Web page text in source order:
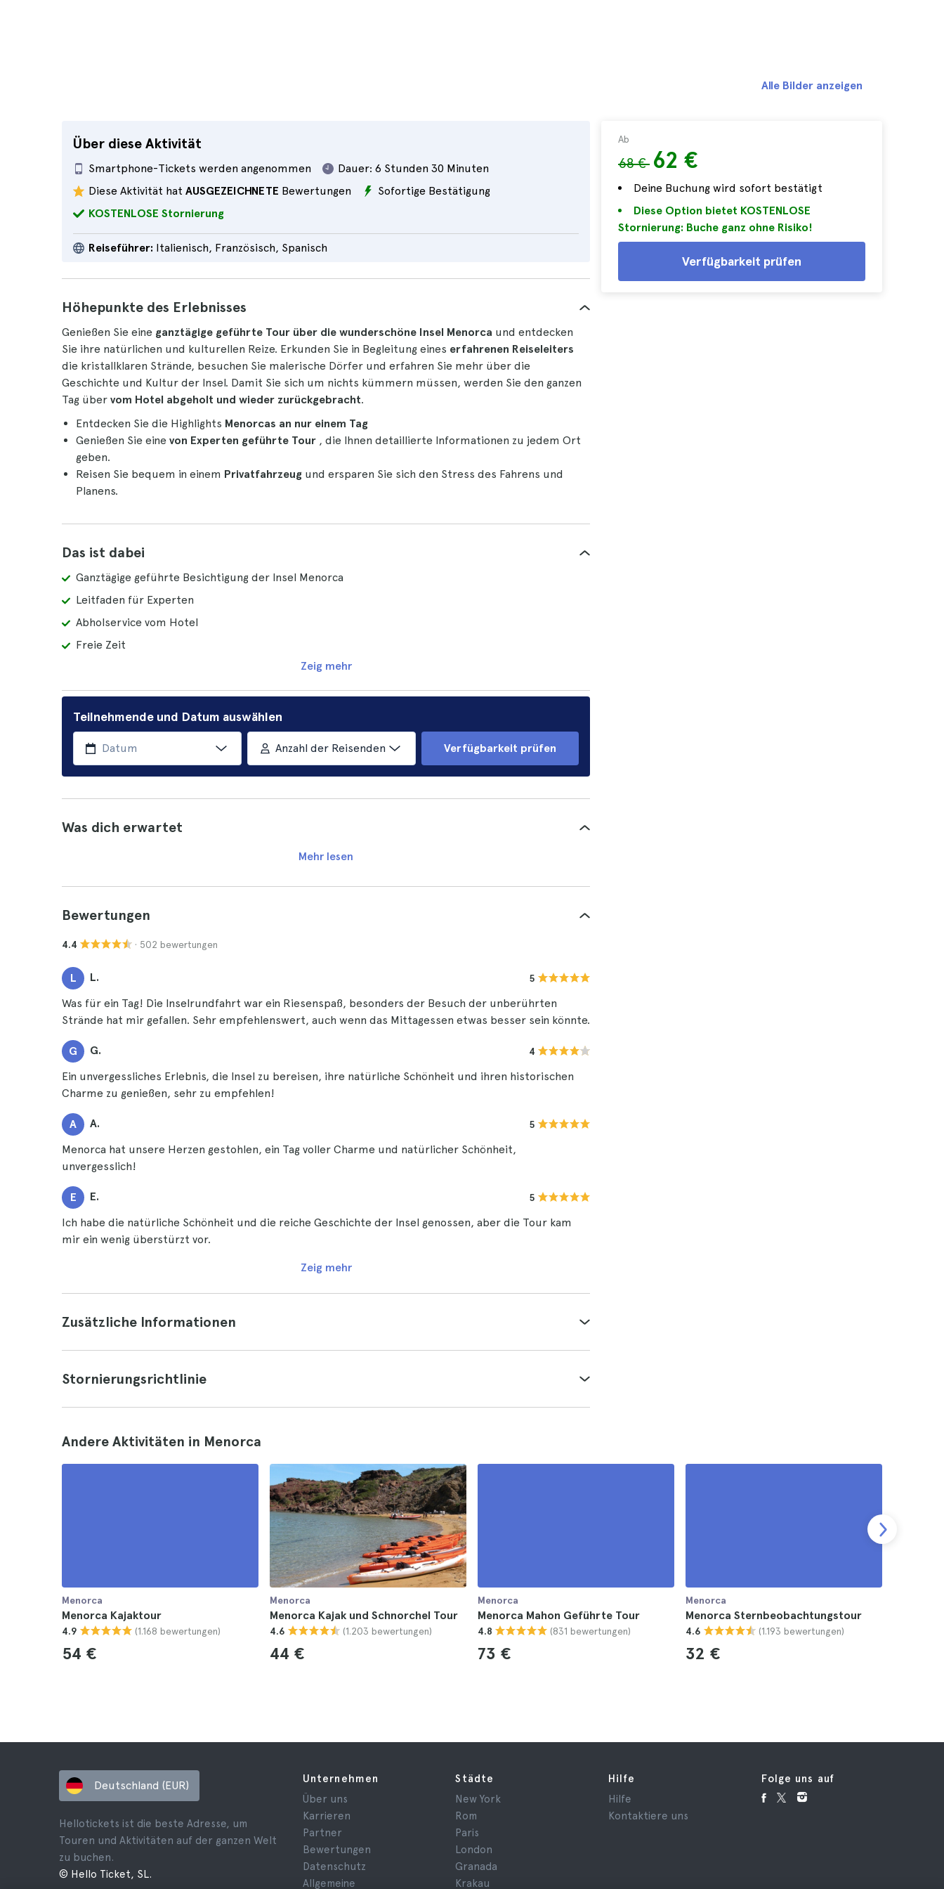
Über diese Aktivität
Smartphone-Tickets werden angenommen Dauer: 6 Stunden 30 Minuten
Diese Aktivität hat AUSGEZEICHNETE Bewertungen
Sofortige Bestätigung
KOSTENLOSE Stornierung
Reiseführer: Italienisch, Französisch, Spanisch
Ab
68 € 62 €
Deine Buchung wird sofort bestätigt
Diese Option bietet KOSTENLOSE
Stornierung: Buche ganz ohne Risiko!
Verfügbarkeit prüfen
Alle Bilder anzeigen
Höhepunkte des Erlebnisses
Genießen Sie eine ganztägige geführte Tour über die wunderschöne Insel Menorca und entdecken
Sie ihre natürlichen und kulturellen Reize. Erkunden Sie in Begleitung eines erfahrenen Reiseleiters
die kristallklaren Strände, besuchen Sie malerische Dörfer und erfahren Sie mehr über die
Geschichte und Kultur der Insel. Damit Sie sich um nichts kümmern müssen, werden Sie den ganzen
Tag über vom Hotel abgeholt und wieder zurückgebracht.
Entdecken Sie die Highlights Menorcas an nur einem Tag
Genießen Sie eine von Experten geführte Tour , die Ihnen detaillierte Informationen zu jedem Ort
geben.
Reisen Sie bequem in einem Privatfahrzeug und ersparen Sie sich den Stress des Fahrens und
Planens.
Das ist dabei
Ganztägige geführte Besichtigung der Insel Menorca
Leitfaden für Experten
Abholservice vom Hotel
Freie Zeit
Zeig mehr
Teilnehmende und Datum auswählen
Anzahl der Reisenden Verfügbarkeit prüfen
Was dich erwartet
Mehr lesen
Bewertungen
4.4 · 502 bewertungen
L L. 5
Was für ein Tag! Die Inselrundfahrt war ein Riesenspaß, besonders der Besuch der unberührten
Strände hat mir gefallen. Sehr empfehlenswert, auch wenn das Mittagessen etwas besser sein könnte.
G G. 4
Ein unvergessliches Erlebnis, die Insel zu bereisen, ihre natürliche Schönheit und ihren historischen
Charme zu genießen, sehr zu empfehlen!
A A. 5
Menorca hat unsere Herzen gestohlen, ein Tag voller Charme und natürlicher Schönheit,
unvergesslich!
E E. 5
Ich habe die natürliche Schönheit und die reiche Geschichte der Insel genossen, aber die Tour kam
mir ein wenig überstürzt vor.
Zeig mehr
Zusätzliche Informationen
Stornierungsrichtlinie
Andere Aktivitäten in Menorca
Menorca
Menorca Kajaktour
4.9 (1.168 bewertungen)
54 €
Menorca
Menorca Kajak und Schnorchel Tour
4.6 (1.203 bewertungen)
44 €
Menorca
Menorca Mahon Geführte Tour
4.8 (831 bewertungen)
73 €
Menorca
Menorca Sternbeobachtungstour
4.6 (1.193 bewertungen)
32 €
Deutschland (EUR)
Hellotickets ist die beste Adresse, um
Touren und Aktivitäten auf der ganzen Welt
zu buchen.
© Hello Ticket, SL.
Unternehmen
Über uns
Karrieren
Partner
Bewertungen
Datenschutz
Allgemeine
Städte
New York
Rom
Paris
London
Granada
Krakau
Hilfe
Hilfe
Kontaktiere uns
Folge uns auf